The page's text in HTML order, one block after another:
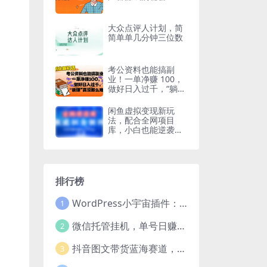
大众点评人计划，简
简单单几分钟三位数
考公资料也能搞副
业！一单净赚 100，
做好日入过千，“躺
闲鱼虚拟变现新玩
法，配合全网项目
库，小白也能逆袭日
排行榜
1 WordPress小宇宙插件：为站长量身打造的网站性能与SEO优化插件
2 微信托管挂机，单号日赚50-80，项目操作简单（附无限注册实名微信号教程）
3 抖音图文带货蓝海赛道，每天只花2小时，小白轻松过万